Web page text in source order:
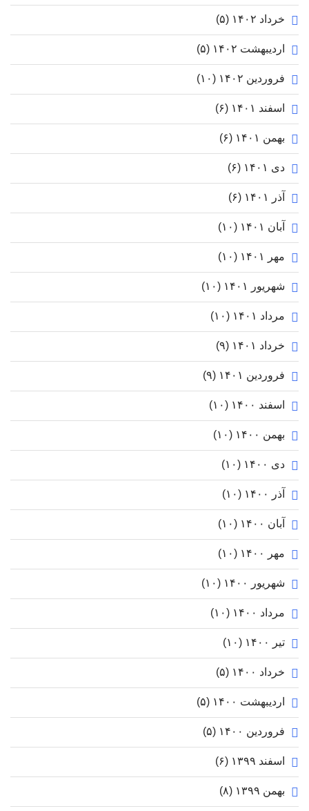
خرداد ۱۴۰۲ (۵)
اردیبهشت ۱۴۰۲ (۵)
فروردین ۱۴۰۲ (۱۰)
اسفند ۱۴۰۱ (۶)
بهمن ۱۴۰۱ (۶)
دی ۱۴۰۱ (۶)
آذر ۱۴۰۱ (۶)
آبان ۱۴۰۱ (۱۰)
مهر ۱۴۰۱ (۱۰)
شهریور ۱۴۰۱ (۱۰)
مرداد ۱۴۰۱ (۱۰)
خرداد ۱۴۰۱ (۹)
فروردین ۱۴۰۱ (۹)
اسفند ۱۴۰۰ (۱۰)
بهمن ۱۴۰۰ (۱۰)
دی ۱۴۰۰ (۱۰)
آذر ۱۴۰۰ (۱۰)
آبان ۱۴۰۰ (۱۰)
مهر ۱۴۰۰ (۱۰)
شهریور ۱۴۰۰ (۱۰)
مرداد ۱۴۰۰ (۱۰)
تیر ۱۴۰۰ (۱۰)
خرداد ۱۴۰۰ (۵)
اردیبهشت ۱۴۰۰ (۵)
فروردین ۱۴۰۰ (۵)
اسفند ۱۳۹۹ (۶)
بهمن ۱۳۹۹ (۸)